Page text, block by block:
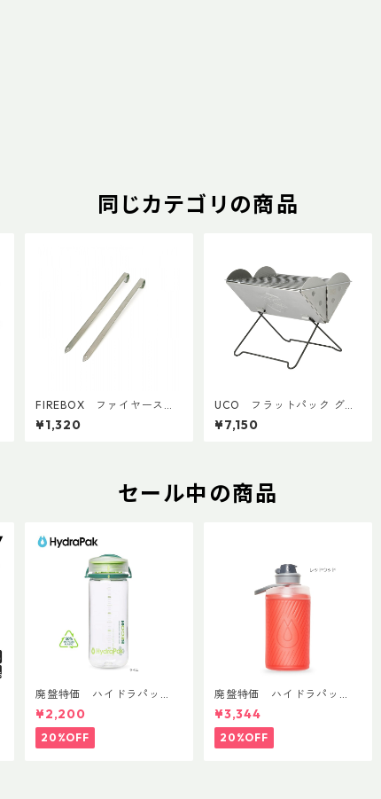
同じカテゴリの商品
FIREBOX ファイヤーステ
ィック（２本）
¥1,320
UCO フラットパック グリ
ル＆ファイヤーピット
¥7,150
セール中の商品
廃盤特価 ハイドラパッ
ク リーコン ツイスト＆シ
ップ 500ml
¥2,200
20%OFF
廃盤特価 ハイドラパッ
ク フラックス 750ml
¥3,344
20%OFF